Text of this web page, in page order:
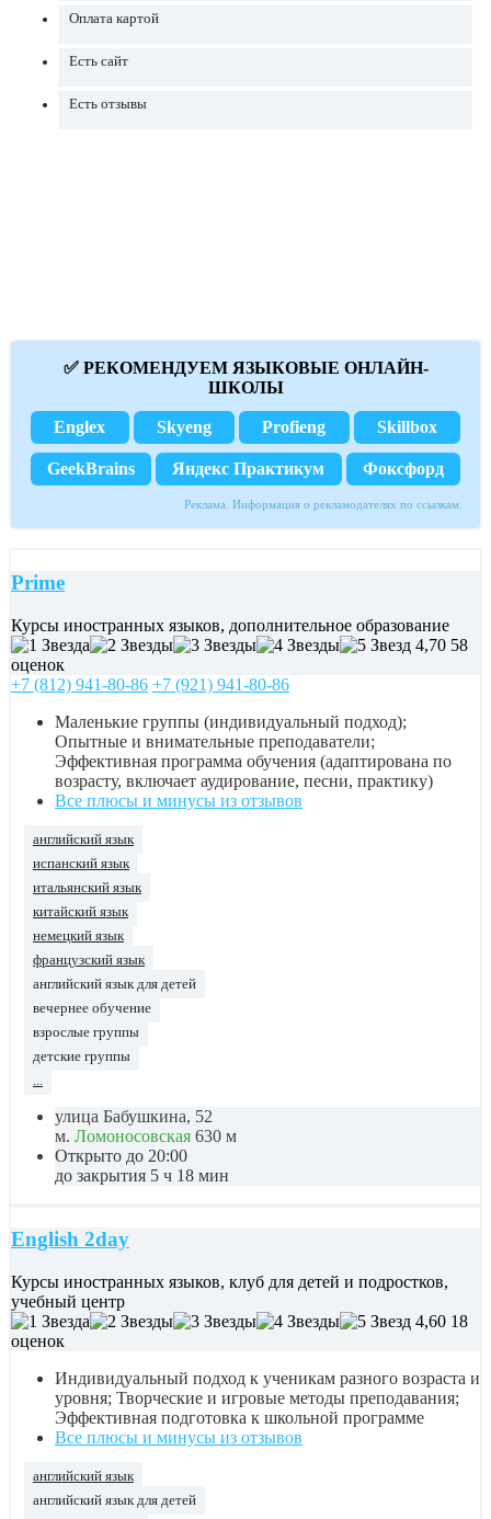
Оплата картой
Есть сайт
Есть отзывы
✅ РЕКОМЕНДУЕМ ЯЗЫКОВЫЕ ОНЛАЙН-
ШКОЛЫ
Englex Skyeng Profieng Skillbox
GeekBrains Яндекс Практикум Фоксфорд
Реклама. Информация о рекламодателях по ссылкам.
Prime
Курсы иностранных языков, дополнительное образование
4,70 58
оценок
+7 (812) 941-80-86 +7 (921) 941-80-86
Маленькие группы (индивидуальный подход);
Опытные и внимательные преподаватели;
Эффективная программа обучения (адаптирована по
возрасту, включает аудирование, песни, практику)
Все плюсы и минусы из отзывов
английский язык
испанский язык
итальянский язык
китайский язык
немецкий язык
французский язык
английский язык для детей
вечернее обучение
взрослые группы
детские группы
улица Бабушкина, 52
м. Ломоносовская 630 м
Открыто до 20:00
до закрытия 5 ч 18 мин
English 2day
Курсы иностранных языков, клуб для детей и подростков,
учебный центр
4,60 18
оценок
Индивидуальный подход к ученикам разного возраста и
уровня; Творческие и игровые методы преподавания;
Эффективная подготовка к школьной программе
Все плюсы и минусы из отзывов
английский язык
английский язык для детей